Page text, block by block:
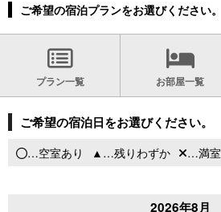
ご希望の宿泊プランをお選びください。
プラン一覧 お部屋一覧
ご希望の宿泊日をお選びください。
…空室あり …残りわずか …満室
2026年8月